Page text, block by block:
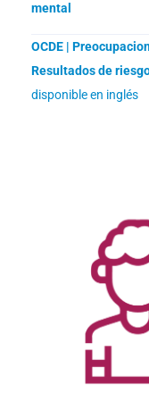
mental
OCDE |
Resultados de
disponible en inglés